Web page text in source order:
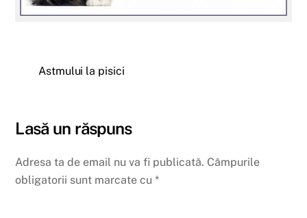
Astmului la pisici
Lasă un răspuns
Adresa ta de email nu va fi publicată. Câmpurile
obligatorii sunt marcate cu*